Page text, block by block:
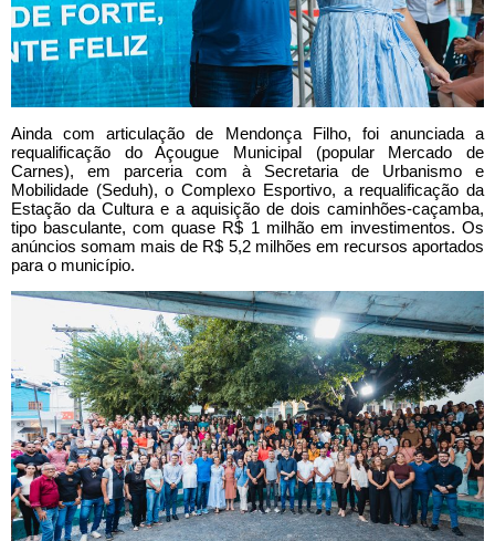
Ainda com articulação de Mendonça Filho, foi anunciada a
requalificação do Açougue Municipal (popular Mercado de
Carnes), em parceria com à Secretaria de Urbanismo e
Mobilidade (Seduh), o Complexo Esportivo, a requalificação da
Estação da Cultura e a aquisição de dois caminhões-caçamba,
tipo basculante, com quase R$ 1 milhão em investimentos. Os
anúncios somam mais de R$ 5,2 milhões em recursos aportados
para o município.